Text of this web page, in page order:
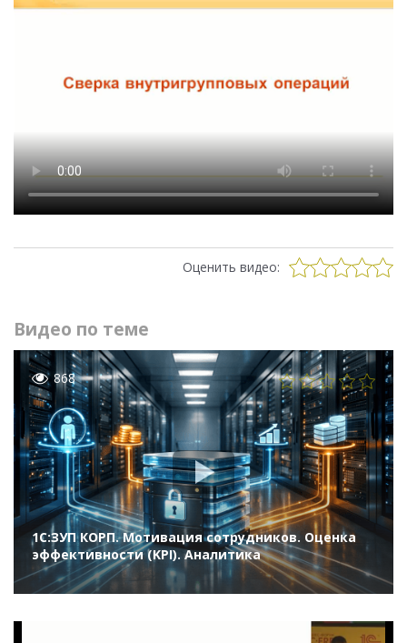
Оценить видео:
Видео по теме
868
1С:ЗУП КОРП. Мотивация сотрудников. Оценка
эффективности (KPI). Аналитика